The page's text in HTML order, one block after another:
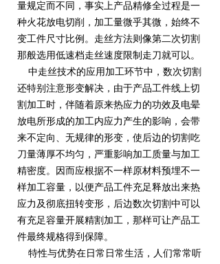
量规定而不同，事实上产品精修全过程是一
种火花放电切削，加工量微乎其微，始终不
变工件尺寸比例。走丝方法则像第二次切割
那般选用低速档走丝速度限制走刀就可以。
中走丝技术的应用加工环节中，数次切割
还特别注意形变解决，由于产品工件线上切
割加工时，伴随着原来热应力的功效及电晕
放电所形成的加工内应力产生的影响，会带
来不定向、无规律的形变，使后边的切割吃
刀量薄厚不均匀，严重影响加工质量与加工
精密度。因而应根据不一样原材料预埋不一
样加工容量，以便产品工件充足释放出来热
应力及彻底扭转变形，后边数次切割中可以
有充足容量开展精割加工，那样可让产品工
件最终规格得到保障。
特性与优势在日常日常生活，人们常常听